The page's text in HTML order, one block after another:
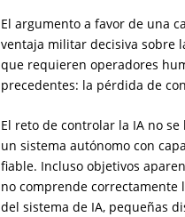
El argumento a favor de una
ventaja militar decisiva sobre
que requieren operadores
precedentes: la pérdida de
El reto de controlar la IA no
un sistema autónomo con
fiable. Incluso objetivos
no comprende correctamente
del sistema de IA, pequeñas